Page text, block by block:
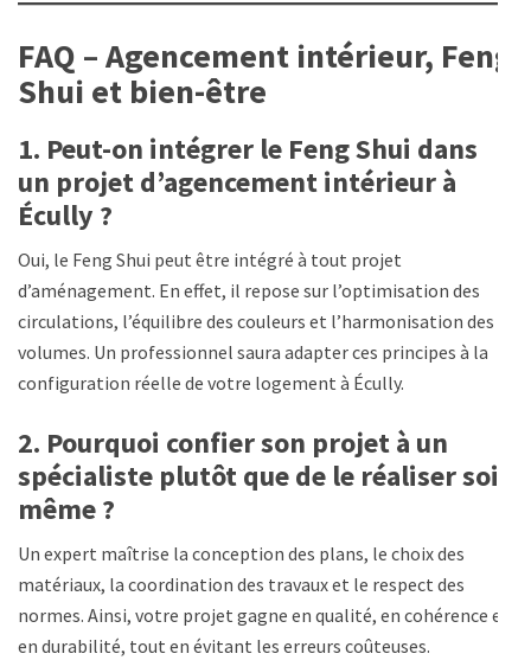
FAQ – Agencement intérieur, Feng
Shui et bien-être
1. Peut-on intégrer le Feng Shui dans
un projet d’agencement intérieur à
Écully ?
Oui, le Feng Shui peut être intégré à tout projet
d’aménagement. En effet, il repose sur l’optimisation des
circulations, l’équilibre des couleurs et l’harmonisation des
volumes. Un professionnel saura adapter ces principes à la
configuration réelle de votre logement à Écully.
2. Pourquoi confier son projet à un
spécialiste plutôt que de le réaliser soi-
même ?
Un expert maîtrise la conception des plans, le choix des
matériaux, la coordination des travaux et le respect des
normes. Ainsi, votre projet gagne en qualité, en cohérence et
en durabilité, tout en évitant les erreurs coûteuses.